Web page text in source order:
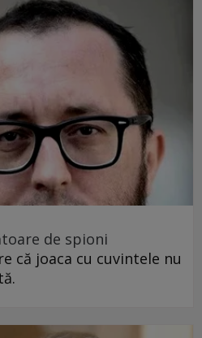
de spioni
că joaca cu cuvintele nu